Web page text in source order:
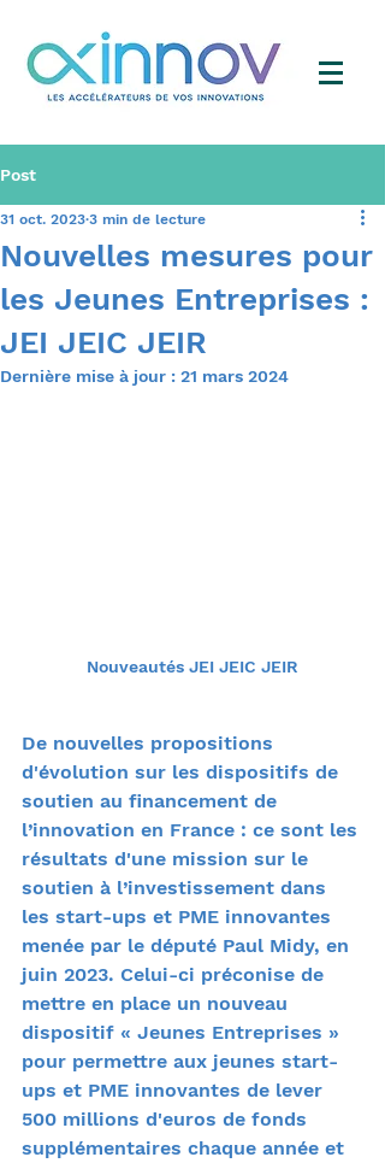
Post
Nouvelles mesures pour
les Jeunes Entreprises :
JEI JEIC JEIR
31 oct. 2023 3 min de lecture
Dernière mise à jour : 21 mars 2024
Nouveautés JEI JEIC JEIR
De nouvelles propositions
d'évolution sur les dispositifs de
soutien au financement de
l’innovation en France : ce sont les
résultats d'une mission sur le
soutien à l’investissement dans
les start-ups et PME innovantes
menée par le député Paul Midy, en
juin 2023. Celui-ci préconise de
mettre en place un nouveau
dispositif « Jeunes Entreprises »
pour permettre aux jeunes start-
ups et PME innovantes de lever
500 millions d'euros de fonds
supplémentaires chaque année et